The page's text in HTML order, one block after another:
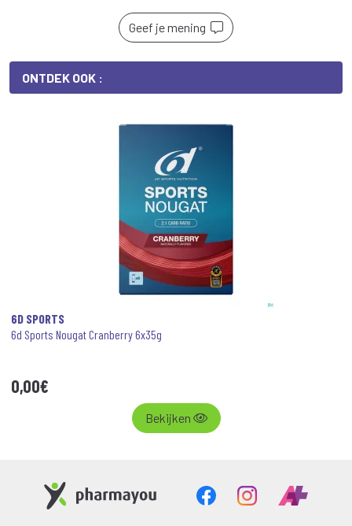
Geef je mening
ONTDEK OOK :
6D SPORTS
6d Sports Nougat Cranberry 6x35g
0,00€
Bekijken